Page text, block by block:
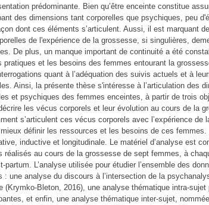
prédominante. Bien qu’être enceinte constitue
des dimensions tant corporelles que psychiques, peu
dont ces éléments s’articulent. Aussi, il est marquant
de l'expérience de la grossesse, si singulières,
De plus, un manque important de continuité a été
pratiques et les besoins des femmes entourant la
quant à l’adéquation des suivis actuels et à
Ainsi, la présente thèse s'intéresse à l’articulation des
et psychiques des femmes enceintes, à partir de trois
les vécus corporels et leur évolution au cours de la
s’articulent ces vécus corporels avec l’expérience de
définir les ressources et les besoins de ces femmes.
inductive et longitudinale. Le matériel d’analyse est
réalisés au cours de la grossesse de sept femmes, à
partum. L’analyse utilisée pour étudier l’ensemble des
: une analyse du discours à l’intersection de la
(Krymko-Bleton, 2016), une analyse thématique intra-sujet
et enfin, une analyse thématique inter-sujet,